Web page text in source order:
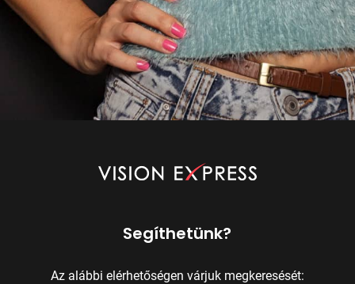
Segíthetünk?
Az alábbi elérhetőségen várjuk megkeresését: